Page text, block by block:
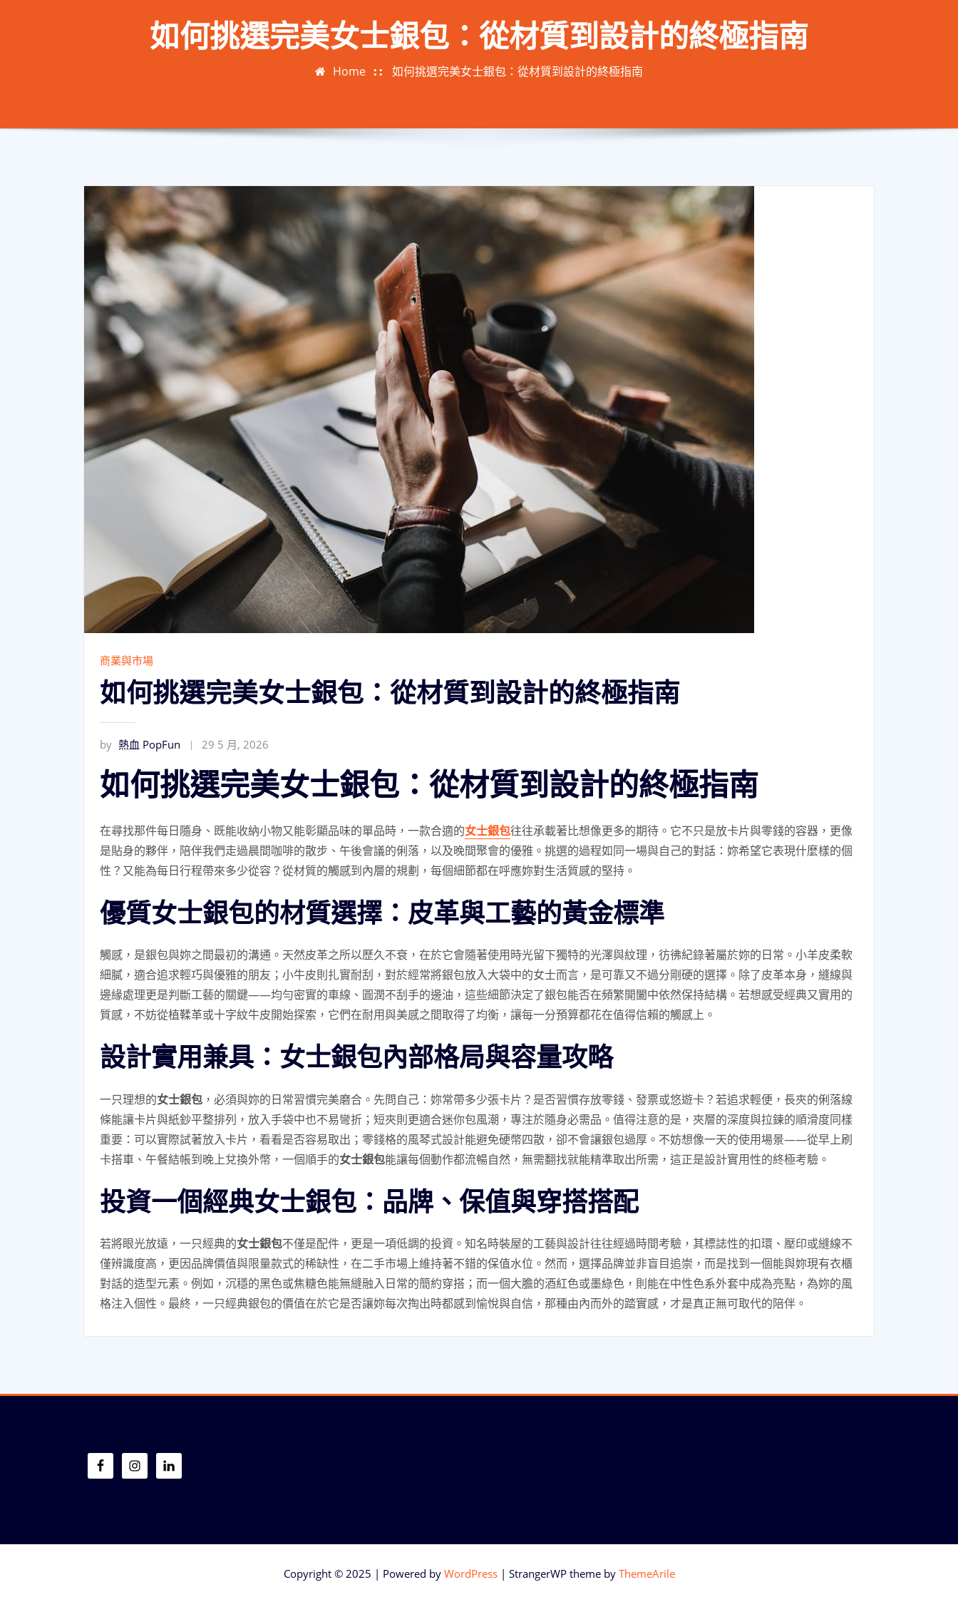
如何挑選完美女士銀包：從材質到設計的終極指南
Home 如何挑選完美女士銀包：從材質到設計的終極指南
商業與市場
如何挑選完美女士銀包：從材質到設計的終極指南
by 熱血 PopFun 29 5 月, 2026
如何挑選完美女士銀包：從材質到設計的終極指南
在尋找那件每日隨身、既能收納小物又能彰顯品味的單品時，一款合適的女士銀包往往承載著比想像更多的期待。它不只是放卡片與零錢的容器，更像
是貼身的夥伴，陪伴我們走過晨間咖啡的散步、午後會議的俐落，以及晚間聚會的優雅。挑選的過程如同一場與自己的對話：妳希望它表現什麼樣的個
性？又能為每日行程帶來多少從容？從材質的觸感到內層的規劃，每個細節都在呼應妳對生活質感的堅持。
優質女士銀包的材質選擇：皮革與工藝的黃金標準
觸感，是銀包與妳之間最初的溝通。天然皮革之所以歷久不衰，在於它會隨著使用時光留下獨特的光澤與紋理，彷彿紀錄著屬於妳的日常。小羊皮柔軟
細膩，適合追求輕巧與優雅的朋友；小牛皮則扎實耐刮，對於經常將銀包放入大袋中的女士而言，是可靠又不過分剛硬的選擇。除了皮革本身，縫線與
邊緣處理更是判斷工藝的關鍵——均勻密實的車線、圓潤不刮手的邊油，這些細節決定了銀包能否在頻繁開闔中依然保持結構。若想感受經典又實用的
質感，不妨從植鞣革或十字紋牛皮開始探索，它們在耐用與美感之間取得了均衡，讓每一分預算都花在值得信賴的觸感上。
設計實用兼具：女士銀包內部格局與容量攻略
一只理想的女士銀包 ，必須與妳的日常習慣完美磨合。先問自己：妳常帶多少張卡片？是否習慣存放零錢、發票或悠遊卡？若追求輕便，長夾的俐落線
條能讓卡片與紙鈔平整排列，放入手袋中也不易彎折；短夾則更適合迷你包風潮，專注於隨身必需品。值得注意的是，夾層的深度與拉鍊的順滑度同樣
重要：可以實際試著放入卡片，看看是否容易取出；零錢格的風琴式設計能避免硬幣四散，卻不會讓銀包過厚。不妨想像一天的使用場景——從早上刷
卡搭車、午餐結帳到晚上兌換外幣，一個順手的女士銀包能讓每個動作都流暢自然，無需翻找就能精準取出所需，這正是設計實用性的終極考驗。
投資一個經典女士銀包：品牌、保值與穿搭搭配
若將眼光放遠，一只經典的女士銀包不僅是配件，更是一項低調的投資。知名時裝屋的工藝與設計往往經過時間考驗，其標誌性的扣環、壓印或縫線不
僅辨識度高，更因品牌價值與限量款式的稀缺性，在二手市場上維持著不錯的保值水位。然而，選擇品牌並非盲目追崇，而是找到一個能與妳現有衣櫃
對話的造型元素。例如，沉穩的黑色或焦糖色能無縫融入日常的簡約穿搭；而一個大膽的酒紅色或墨綠色，則能在中性色系外套中成為亮點，為妳的風
格注入個性。最終，一只經典銀包的價值在於它是否讓妳每次掏出時都感到愉悅與自信，那種由內而外的踏實感，才是真正無可取代的陪伴。
Copyright © 2025 | Powered by WordPress | StrangerWP theme by ThemeArile